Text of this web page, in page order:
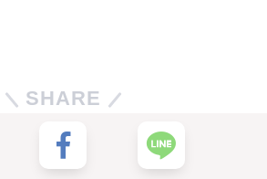
SHARE